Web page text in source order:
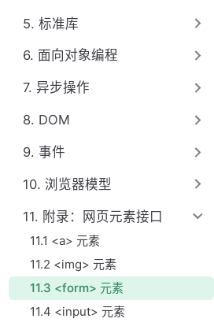
5. 标准库
6. 面向对象编程
7. 异步操作
8. DOM
9. 事件
10. 浏览器模型
11. 附录：网页元素接口
11.1 <a> 元素
11.2 <img> 元素
11.3 <form> 元素
11.4 <input> 元素